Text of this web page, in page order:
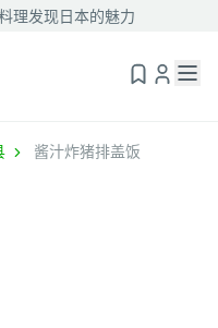
理发现日本的魅力
酱汁炸猪排盖饭